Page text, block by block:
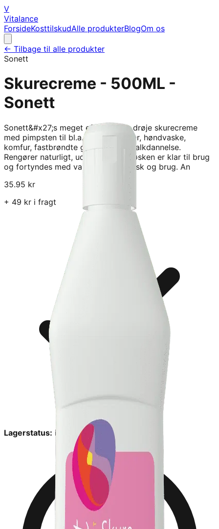
V
Vitalance
ForsideKosttilskudAlle produkterBlogOm os
← Tilbage til alle produkter
Sonett
Skurecreme - 500ML -
Sonett
Sonett&#x27;s meget effektive og drøje skurecreme
med pimpsten til bl.a. toilet, badekar, høndvaske,
komfur, fastbrøndte gryder og let kalkdannelse.
Rengører naturligt, uden at ridse. Vøsken er klar til brug
og fortyndes med vand under opvask og brug. An
35.95 kr
+ 49 kr i fragt
Lagerstatus: in_stock